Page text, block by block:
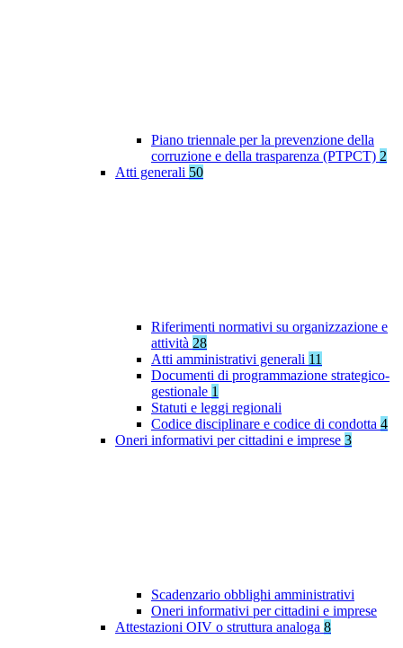
Piano triennale per la prevenzione della
corruzione e della trasparenza (PTPCT) 2
Atti generali 50
Riferimenti normativi su organizzazione e
attività 28
Atti amministrativi generali 11
Documenti di programmazione strategico-
gestionale 1
Statuti e leggi regionali
Codice disciplinare e codice di condotta 4
Oneri informativi per cittadini e imprese 3
Scadenzario obblighi amministrativi
Oneri informativi per cittadini e imprese
Attestazioni OIV o struttura analoga 8